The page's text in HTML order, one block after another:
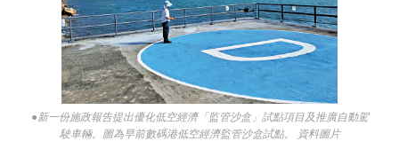
●新一份施政報告提出優化低空經濟「監管沙盒」試點項目及推廣自動駕
駛車輛。圖為早前數碼港低空經濟監管沙盒試點。 資料圖片